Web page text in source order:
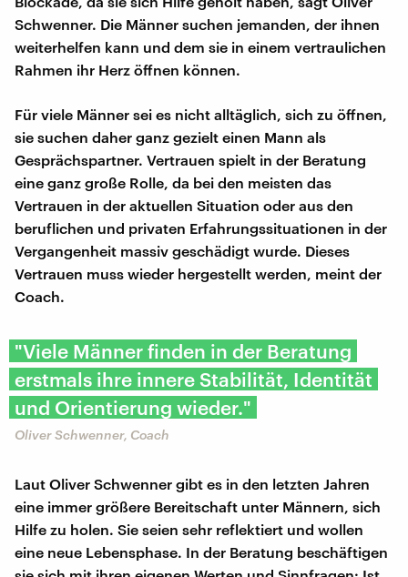
Schwenner. Die Männer suchen jemanden, der ihnen
weiterhelfen kann und dem sie in einem vertraulichen
Rahmen ihr Herz öffnen können.
Für viele Männer sei es nicht alltäglich, sich zu öffnen,
sie suchen daher ganz gezielt einen Mann als
Gesprächspartner. Vertrauen spielt in der Beratung
eine ganz große Rolle, da bei den meisten das
Vertrauen in der aktuellen Situation oder aus den
beruflichen und privaten Erfahrungssituationen in der
Vergangenheit massiv geschädigt wurde. Dieses
Vertrauen muss wieder hergestellt werden, meint der
Coach.
"Viele Männer finden in der Beratung
erstmals ihre innere Stabilität, Identität
und Orientierung wieder."
Oliver Schwenner, Coach
Laut Oliver Schwenner gibt es in den letzten Jahren
eine immer größere Bereitschaft unter Männern, sich
Hilfe zu holen. Sie seien sehr reflektiert und wollen
eine neue Lebensphase. In der Beratung beschäftigen